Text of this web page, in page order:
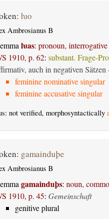
ƕo
Ambrosianus B
ƕas: pronoun, interrogative
1910, p. 62: substant. Frage-
auch in negativen
feminine nominative singular
feminine accusative singular
not verified, morphosyntactically
gamainduþe
Ambrosianus B
gamainduþs: noun,
1910, p. 45: Gemeinschaft
genitive plural